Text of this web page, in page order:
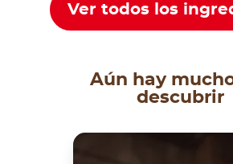
Ver todos los
Aún hay
descubrir